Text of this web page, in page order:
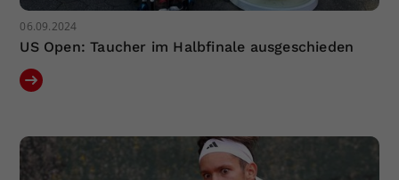
06.09.2024
US Open: Taucher im Halbfinale ausgeschieden